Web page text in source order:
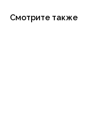
Смотрите также